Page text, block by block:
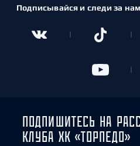
Подписывайся и следи за
ПОДПИШИТЕСЬ НА
КЛУБА ХК «ТОРПЕДО»